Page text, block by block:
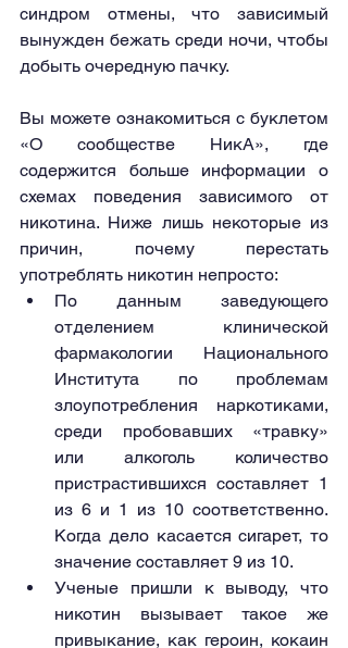
синдром отмены, что зависимый
вынужден бежать среди ночи, чтобы
добыть очередную пачку.
Вы можете ознакомиться с буклетом
«О сообществе НикА», где
содержится больше информации о
схемах поведения зависимого от
никотина. Ниже лишь некоторые из
причин, почему перестать
употреблять никотин непросто:
По данным заведующего
отделением клинической
фармакологии Национального
Института по проблемам
злоупотребления наркотиками,
среди пробовавших «травку»
или алкоголь количество
пристрастившихся составляет 1
из 6 и 1 из 10 соответственно.
Когда дело касается сигарет, то
значение составляет 9 из 10.
Ученые пришли к выводу, что
никотин вызывает такое же
привыкание, как героин, кокаин